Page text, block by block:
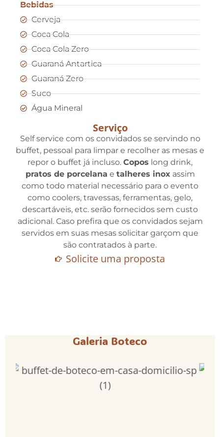
Bebidas
Cerveja
Coca Cola
Coca Cola Zero
Guaraná Antartica
Guaraná Zero
Suco
Água Mineral
Serviço
Self service com os convidados se servindo no
buffet, pessoal para limpar e recolher as mesas e
repor o buffet já incluso. Copos long drink,
pratos de porcelana e talheres inox assim
como todo material necessário para o evento
como coolers, travessas, ferramentas, gelo,
descartáveis, etc. serão fornecidos sem custo
adicional. Caso prefira que os convidados sejam
servidos em suas mesas solicitar garçom que
são contratados à parte.
Solicite uma proposta
Galeria Boteco